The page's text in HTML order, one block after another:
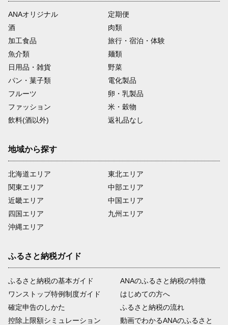
ANAオリジナル
定期便
酒
肉類
加工食品
旅行・宿泊・体験
魚介類
麺類
日用品・雑貨
野菜
パン・菓子類
電化製品
フルーツ
卵・乳製品
ファッション
米・穀物
飲料(酒以外)
返礼品なし
地域から探す
北海道エリア
関東エリア
近畿エリア
四国エリア
沖縄エリア
東北エリア
中部エリア
中国エリア
九州エリア
ふるさと納税ガイド
ふるさと納税の基本ガイド
ワンストップ特例制度ガイド
確定申告のしかた
控除上限額シミュレーション
ANAのふるさと納税の特徴
はじめての方へ
ふるさと納税の流れ
動画でわかるANAのふるさと